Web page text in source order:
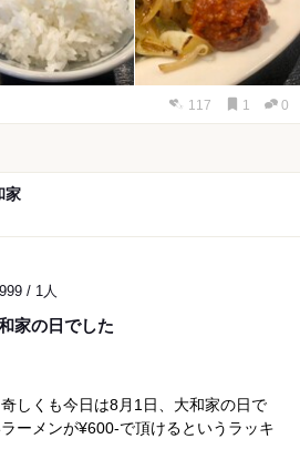
117 1 0
家
/ 1人
家の日でした
くも今日は8月1日、大和家の日で
ーメンが¥600-で頂けるというラッキ